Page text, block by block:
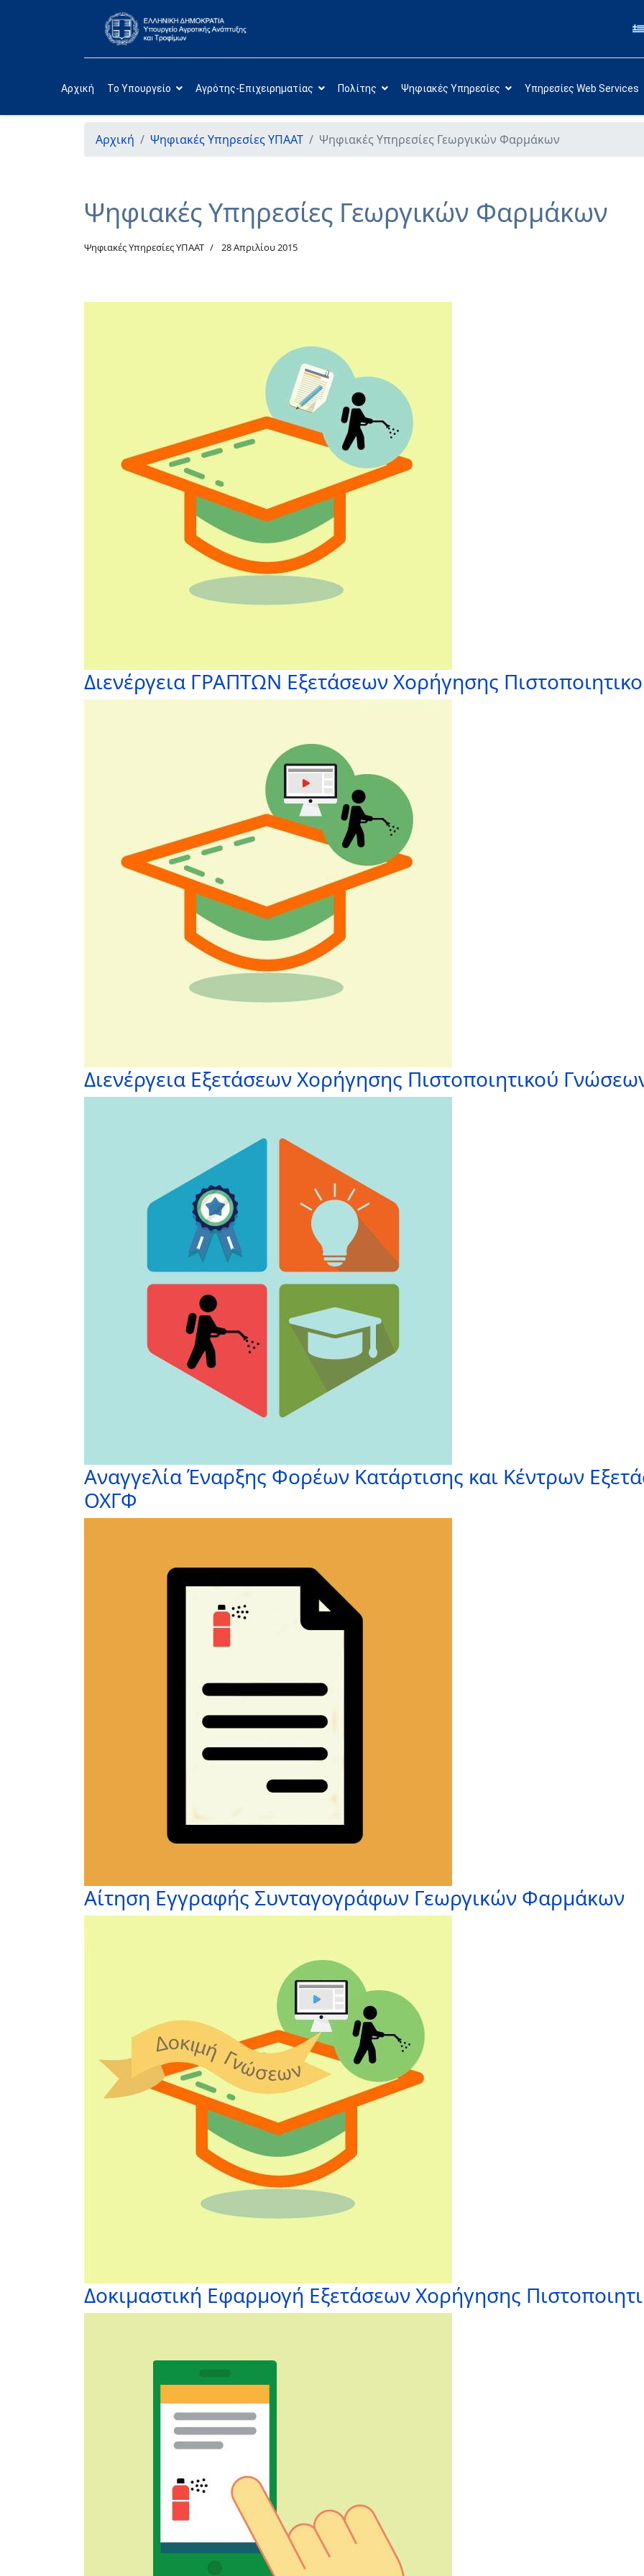
Αρχική Το Υπουργείο Αγρότης-Επιχειρηματίας Πολίτης Ψηφιακές Υπηρεσίες Υπηρεσίες Web Services
Αρχική Ψηφιακές Υπηρεσίες ΥΠΑΑΤ Ψηφιακές Υπηρεσίες Γεωργικών Φαρμάκων
Ψηφιακές Υπηρεσίες Γεωργικών Φαρμάκων
Ψηφιακές Υπηρεσίες ΥΠΑΑΤ 28 Απριλίου 2015
Διενέργεια ΓΡΑΠΤΩΝ Εξετάσεων Χορήγησης
Διενέργεια Εξετάσεων Χορήγησης Πιστοποιητικού
Αναγγελία Έναρξης Φορέων Κατάρτισης και Κέντρων
ΟΧΓΦ
Αίτηση Εγγραφής Συνταγογράφων Γεωργικών Φαρμάκων
Δοκιμαστική Εφαρμογή Εξετάσεων Χορήγησης